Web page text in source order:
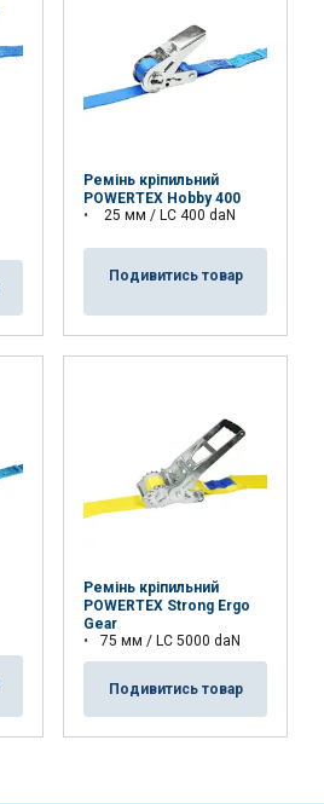
Ремінь кріпильний
POWERTEX Hobby 400
25 мм / LC 400 daN
Подивитись товар
Ремінь кріпильний
POWERTEX Strong Ergo
Gear
75 мм / LC 5000 daN
Подивитись товар